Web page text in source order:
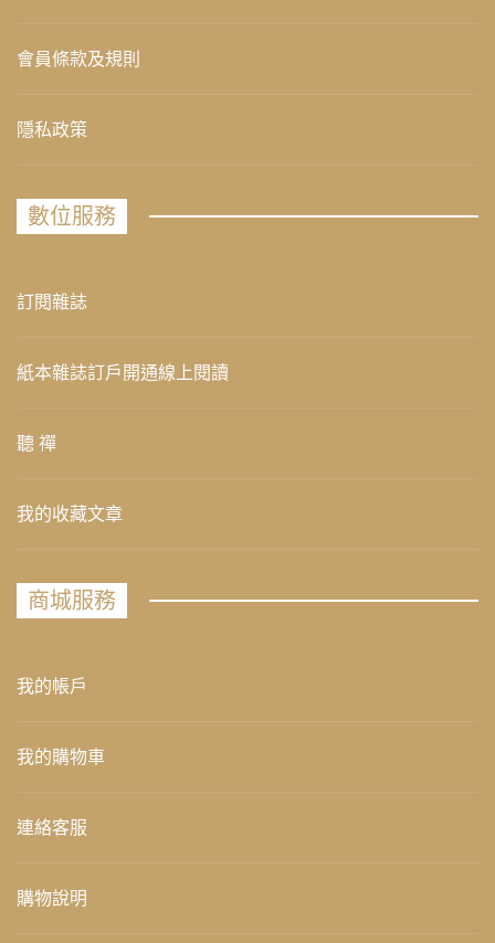
會員條款及規則
隱私政策
數位服務
訂閱雜誌
紙本雜誌訂戶開通線上閱讀
聽 禪
我的收藏文章
商城服務
我的帳戶
我的購物車
連絡客服
購物說明